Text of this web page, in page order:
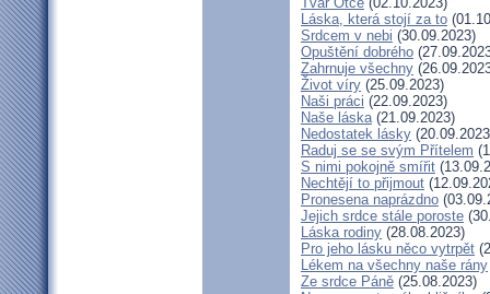
Láska, která stojí za to
Srdcem v nebi (30.09.2023)
Opuštění dobrého
Zahrnuje všechny
Život víry (25.09.2023)
Naši práci (22.09.2023)
Naše láska(21.09.2023)
Nedostatek lásky
Raduj se se svým Přítelem
S nimi pokojně smířit
Nechtějí to přijmout
Pronesena naprázdno
Jejich srdce stále poroste
Láska rodiny (28.08.2023)
Pro jeho lásku něco vytrpět
Lékem na všechny naše rány
Ze srdce Páně (25.08.2023)